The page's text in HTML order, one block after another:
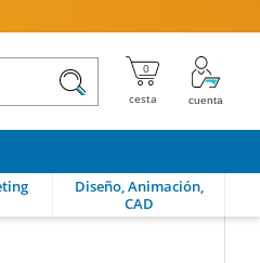

Diseño, Animación,
CAD